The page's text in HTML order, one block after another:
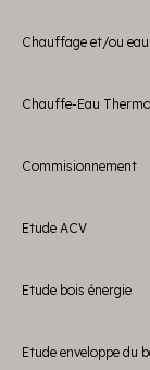
Chauffage et/ou
Chauffe-Eau
Commisionnement
Etude ACV
Etude bois énergie
Etude enveloppe du